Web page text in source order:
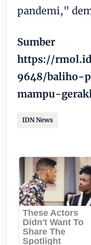
pandemi,"
Sumber
https://
9648/baliho-
mampu-
IDN News